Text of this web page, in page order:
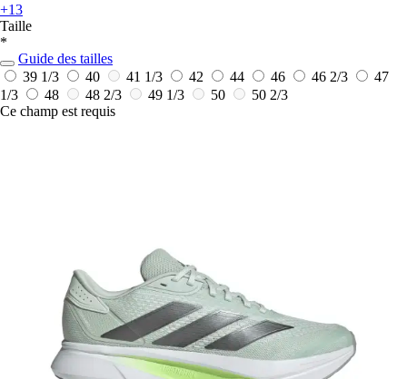
+13
Taille
*
Guide des tailles
39 1/3
40 41 1/3 42 44 46 46 2/3
47
1/3
48 48 2/3 49 1/3 50
50 2/3
Ce champ est requis